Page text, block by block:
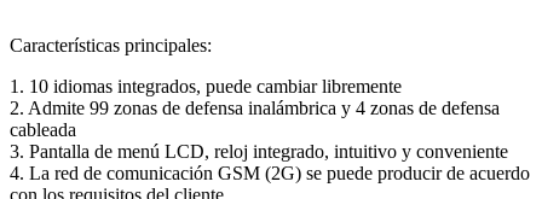
Características principales:
1. 10 idiomas integrados, puede cambiar libremente
2. Admite 99 zonas de defensa inalámbrica y 4 zonas de defensa
cableada
3. Pantalla de menú LCD, reloj integrado, intuitivo y conveniente
4. La red de comunicación GSM (2G) se puede producir de acuerdo
con los requisitos del cliente